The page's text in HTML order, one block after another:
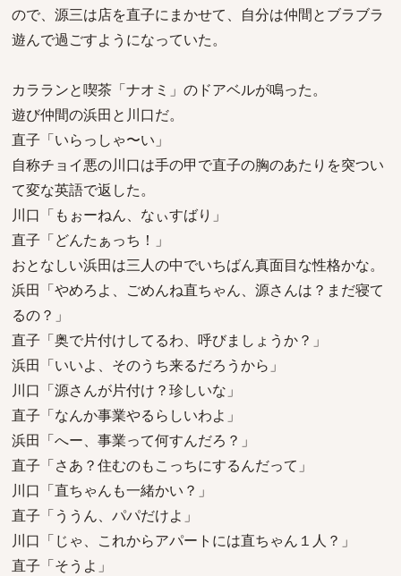
ので、源三は店を直子にまかせて、自分は仲間とブラブラ
遊んで過ごすようになっていた。
カラランと喫茶「ナオミ」のドアベルが鳴った。
遊び仲間の浜田と川口だ。
直子「いらっしゃ〜い」
自称チョイ悪の川口は手の甲で直子の胸のあたりを突つい
て変な英語で返した。
川口「もぉーねん、なぃすばり」
直子「どんたぁっち！」
おとなしい浜田は三人の中でいちばん真面目な性格かな。
浜田「やめろよ、ごめんね直ちゃん、源さんは？まだ寝て
るの？」
直子「奥で片付けしてるわ、呼びましょうか？」
浜田「いいよ、そのうち来るだろうから」
川口「源さんが片付け？珍しいな」
直子「なんか事業やるらしいわよ」
浜田「へー、事業って何すんだろ？」
直子「さあ？住むのもこっちにするんだって」
川口「直ちゃんも一緒かい？」
直子「ううん、パパだけよ」
川口「じゃ、これからアパートには直ちゃん１人？」
直子「そうよ」